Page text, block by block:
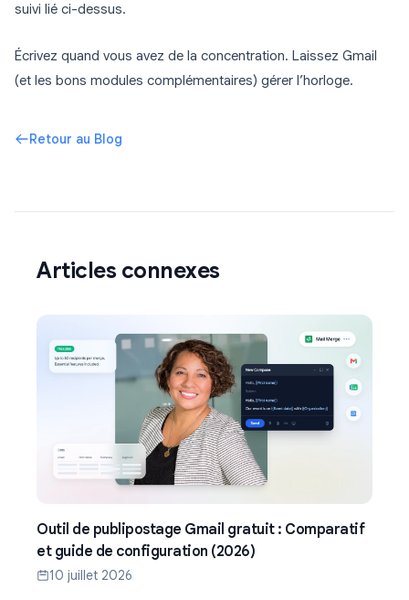
suivi lié ci-dessus.
Écrivez quand vous avez de la concentration. Laissez Gmail
(et les bons modules complémentaires) gérer l’horloge.
Retour au Blog
Articles connexes
Outil de publipostage Gmail gratuit : Comparatif
et guide de configuration (2026)
10 juillet 2026